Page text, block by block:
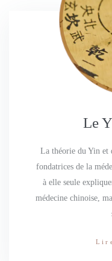
Le
La théorie du Yin et
fondatrices de la
à elle seule
médecine chinoise,